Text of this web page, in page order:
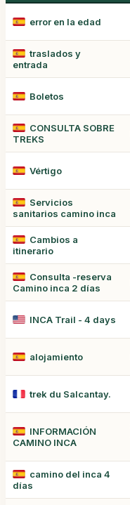
error en la edad
traslados y
entrada
Boletos
CONSULTA SOBRE
TREKS
Vértigo
Servicios
sanitarios camino inca
Cambios a
itinerario
Consulta -reserva
Camino inca 2 días
INCA Trail - 4 days
alojamiento
trek du Salcantay.
INFORMACIÓN
CAMINO INCA
camino del inca 4
días